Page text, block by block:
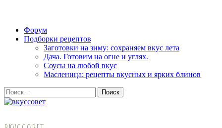
Skip
Форум
Подборки рецептов
Заготовки на зиму: сохраняем вкус лета
Дача. Готовим на огне и углях.
Соусы на любой вкус
Масленица: рецепты вкусных и ярких блинов
Найти: